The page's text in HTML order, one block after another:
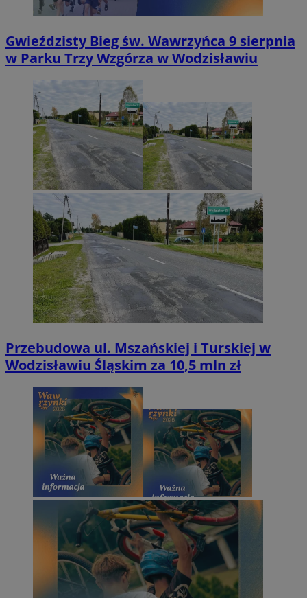
Gwieździsty Bieg św. Wawrzyńca 9 sierpnia
w Parku Trzy Wzgórza w Wodzisławiu
Przebudowa ul. Mszańskiej i Turskiej w
Wodzisławiu Śląskim za 10,5 mln zł